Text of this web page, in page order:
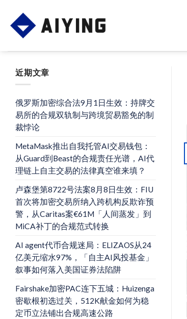
content
近期文章
俄罗斯加密综合法9月1日生效：持牌交
易所的合规双轨制与跨境贸易豁免的制
裁悖论
MetaMask推出自我托管AI交易钱包：
从Guard到Beast的合规责任光谱，AI代
理链上自主交易的法律真空谁来填？
卢森堡第8722号法案8月8日生效：FIU
首次将加密交易所纳入跨机构反欺诈预
警，从Caritas案€61M「人间蒸发」到
MiCA补丁的合规范式转换
AI agent代币合规迷局：ELIZAOS从24
亿美元缩水97%，「自主AI风投基金」
叙事如何落入美国证券法陷阱
Fairshake加密PAC连下五城：Huizenga
密歇根初选过关，512K献金如何为稳
定币立法铺出合规高速公路